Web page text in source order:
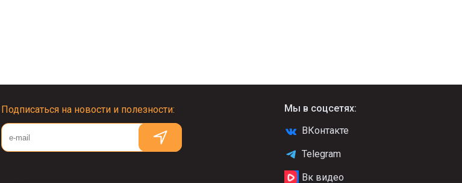
Подписаться на новости и полезности:
Мы в соцсетях:
ВКонтакте
Telegram
Вк видео